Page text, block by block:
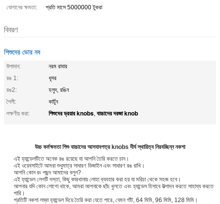
যোগানের ক্ষমতা:
প্রতি মাসে 5000000 টুকরা
বিবরণ
শিশুদের ডোর নব
উপাদান:
নরম রাবার
রঙ 1:
ধূসর
রঙ2:
হলুদ, রঙিন
শৈলী:
কার্টুন
লক্ষণীয় করা:
শিশুদের ড্রয়ার knobs, বাচ্চাদের দরজা knob
উচ্চ কর্মক্ষমতা শিশু বাচ্চাদের আসবাবপত্র knobs দীর্ঘ স্থায়িত্ব নিরবচ্ছিন্ন নকশা
এই হ্যান্ডেলটিতে অনেক রঙ রয়েছে যা আপনি তৈরি করতে চান।
এই ওয়েবসাইটে আমরা শুধুমাত্র সাধারণ ডিজাইন এবং সাধারণ রঙ রাখি।
আপনি কোন রং পছন্দ আমাদের বলুন?
এই হ্যান্ডেল লেগটি দস্তা, কিছু কারখানায় লোহা ব্যবহার করা হয় যা মরিচা থেকে সহজ হবে।
আপনার যদি কোন লোগো থাকে, আমরা আপনাকে ছাঁচ খুলতে এবং হ্যান্ডেল হিসাবে উত্পাদন করতে সাহায্য করতে
পারি।
প্রতিটি নকশা লম্বা হ্যান্ডেল দিয়ে তৈরি করা যেতে পারে, যেমন গাঁট, 64 মিমি, 96 মিমি, 128 মিমি।